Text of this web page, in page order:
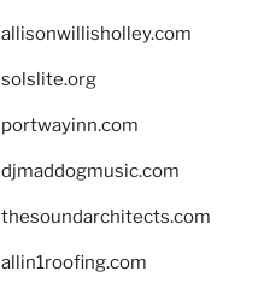
allisonwillisholley.com
solslite.org
portwayinn.com
djmaddogmusic.com
thesoundarchitects.com
allin1roofing.com